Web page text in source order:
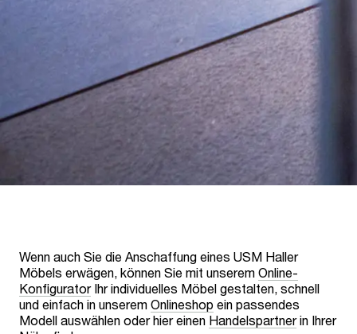
Wenn auch Sie die Anschaffung eines USM Haller
Möbels erwägen, können Sie mit unserem Online-
KonfiguratorIhr individuelles Möbel gestalten, schnell
und einfach in unserem Onlineshop ein passendes
Modell auswählen oder hier einen Handelspartnerin Ihrer